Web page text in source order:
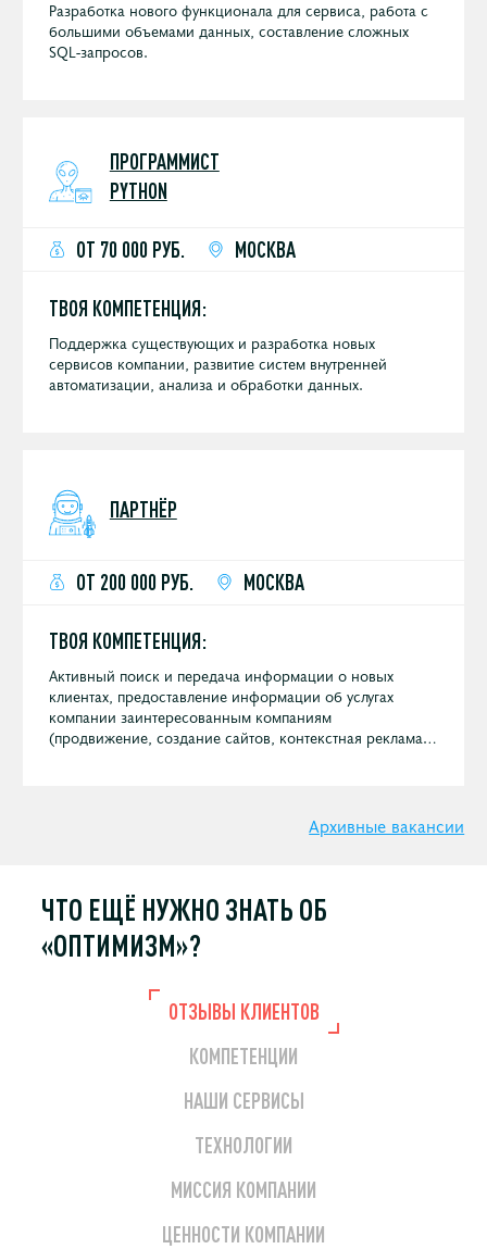
Разработка нового функционала для сервиса, работа с
большими объемами данных, составление сложных
SQL-запросов.
ПРОГРАММИСТ
PYTHON
ОТ 70 000 РУБ. МОСКВА
ТВОЯ КОМПЕТЕНЦИЯ:
Поддержка существующих и разработка новых
сервисов компании, развитие систем внутренней
автоматизации, анализа и обработки данных.
ПАРТНЁР
ОТ 200 000 РУБ. МОСКВА
ТВОЯ КОМПЕТЕНЦИЯ:
Активный поиск и передача информации о новых
клиентах, предоставление информации об услугах
компании заинтересованным компаниям
(продвижение, создание сайтов, контекстная реклама и
Архивные вакансии
ЧТО ЕЩЁ НУЖНОЗНАТЬ ОБ
«ОПТИМИЗМ»?
ОТЗЫВЫ КЛИЕНТОВ
КОМПЕТЕНЦИИ
НАШИ СЕРВИСЫ
ТЕХНОЛОГИИ
МИССИЯ КОМПАНИИ
ЦЕННОСТИ КОМПАНИИ